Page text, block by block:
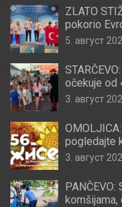
ZLATO
pokorio
5. август
očekuje od
3. август
pogledajte
3. август